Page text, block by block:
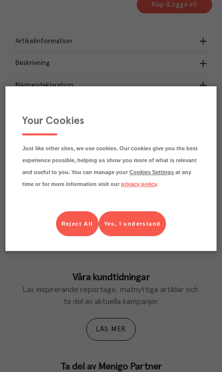
Köp (Logga in)
Artikelinformation
Beskrivning
Näringsdeklaration
CO₂e/kg
Varje kilo av varan påverkar klimatet motsvarande
Läs mer om hur vi beräknar klimatavtryck
Våra kundtidningar
Läs inspirerande reportage, matnyttiga artiklar och
ta del av aktuella kampanjer.
LÄS MER
Ta del av Menigo Partner
Your Cookies
Just like other sites, we use cookies. Our cookies give you the best
experience possible, helping us show you more of what is relevant
and useful to you. You can manage yourCookies Settings at any
time or for more information visit ourprivacy policy.
Yes, I understand
Reject All